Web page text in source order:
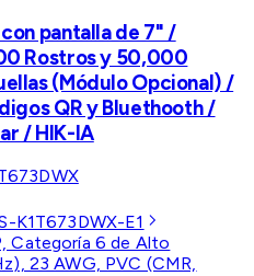
pantalla de 7" /
Rostros y 50,000
(Módulo Opcional) /
QR y Bluethooth /
/ HIK-IA
K1T673DWX-E1